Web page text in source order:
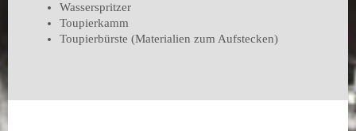
Wasserspritzer
Toupierkamm
Toupierbürste (Materialien zum Aufstecken)